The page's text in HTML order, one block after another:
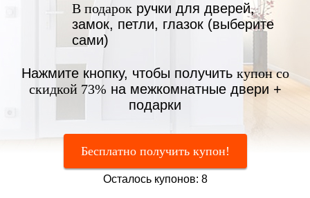
В подарок ручки для дверей,
замок, петли, глазок (выберите
сами)
Нажмите кнопку, чтобы получить купон со
скидкой 73% на межкомнатные двери +
подарки
Бесплатно получить купон!
Осталось купонов: 8